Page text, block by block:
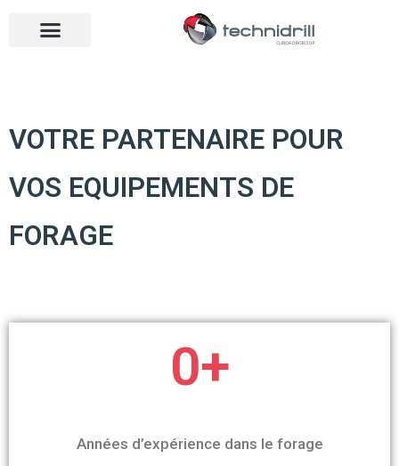
VOTRE PARTENAIRE POUR
VOS EQUIPEMENTS DE
FORAGE
0+
Années d’expérience dans le forage